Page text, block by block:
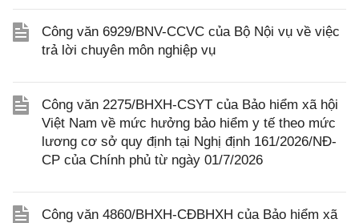
Công văn 6929/BNV-CCVC của Bộ Nội vụ về việc
trả lời chuyên môn nghiệp vụ
Công văn 2275/BHXH-CSYT của Bảo hiểm xã hội
Việt Nam về mức hưởng bảo hiểm y tế theo mức
lương cơ sở quy định tại Nghị định 161/2026/NĐ-
CP của Chính phủ từ ngày 01/7/2026
Công văn 4860/BHXH-CĐBHXH của Bảo hiểm xã